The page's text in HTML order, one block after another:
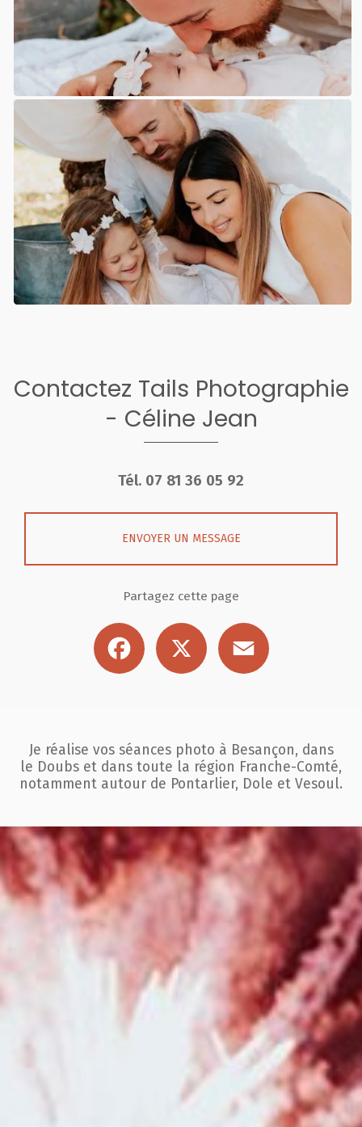
Contactez Tails Photographie
- Céline Jean
Tél. 07 81 36 05 92
ENVOYER UN MESSAGE
Partagez cette page
Facebook
Je réalise vos séances photo à Besançon, dans
le Doubs et dans toute la région Franche-Comté,
notamment autour de Pontarlier, Dole et Vesoul.